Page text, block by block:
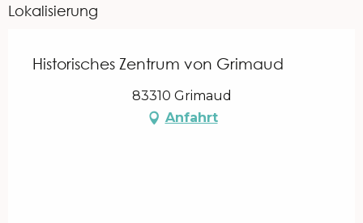
Lokalisierung
Historisches Zentrum von Grimaud
83310 Grimaud
Anfahrt